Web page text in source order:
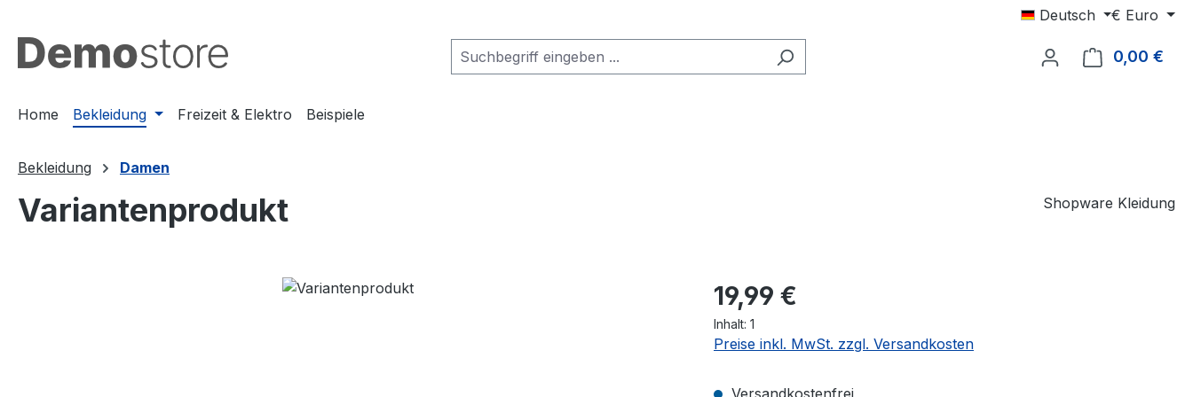
Deutsch € Euro
0,00 €
Home Bekleidung Freizeit & Elektro Beispiele
Bekleidung Damen
Variantenprodukt Shopware Kleidung
Regulärer Preis:
19,99 €
Inhalt: 1
Preise inkl. MwSt. zzgl. Versandkosten
Versandkostenfrei